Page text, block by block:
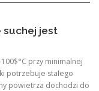
suchej jest
przy minimalnej
potrzebuje stałego
powietrza dochodzi do